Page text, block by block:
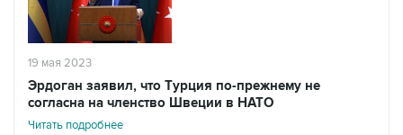
19 мая 2023
Эрдоган заявил, что Турция по-прежнему не
согласна на членство Швеции в НАТО
Читать подробнее